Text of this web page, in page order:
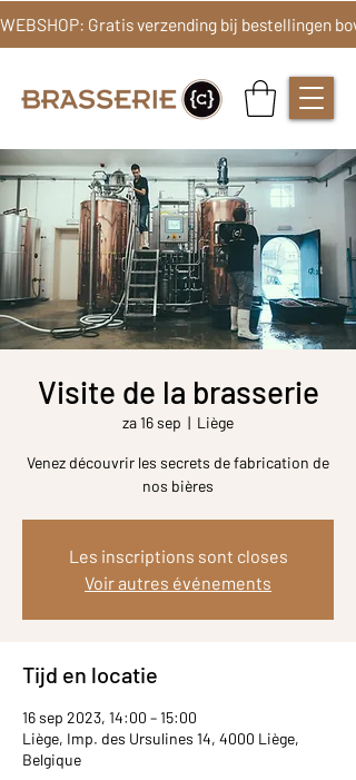
Visite de la brasserie
za 16 sep
  |
Liège
Venez découvrir les secrets de fabrication de
nos bières
Les inscriptions sont closes
Voir autres événements
Tijd en locatie
16 sep 2023, 14:00 – 15:00
Liège, Imp. des Ursulines 14, 4000 Liège,
Belgique